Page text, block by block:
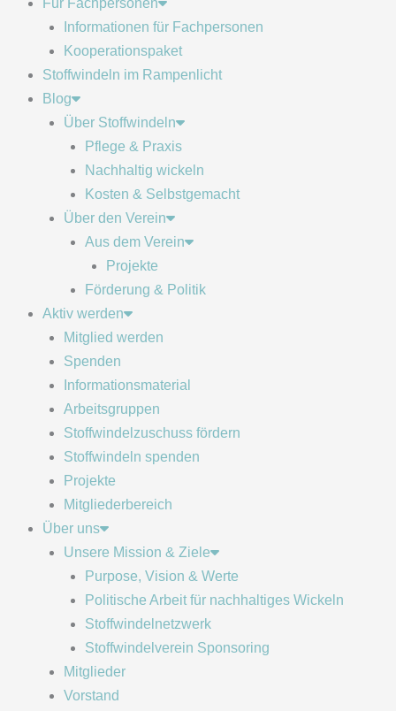
Für Fachpersonen
Informationen für Fachpersonen
Kooperationspaket
Stoffwindeln im Rampenlicht
Blog
Über Stoffwindeln
Pflege & Praxis
Nachhaltig wickeln
Kosten & Selbstgemacht
Über den Verein
Aus dem Verein
Projekte
Förderung & Politik
Aktiv werden
Mitglied werden
Spenden
Informationsmaterial
Arbeitsgruppen
Stoffwindelzuschuss fördern
Stoffwindeln spenden
Projekte
Mitgliederbereich
Über uns
Unsere Mission & Ziele
Purpose, Vision & Werte
Politische Arbeit für nachhaltiges Wickeln
Stoffwindelnetzwerk
Stoffwindelverein Sponsoring
Mitglieder
Vorstand